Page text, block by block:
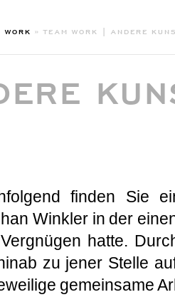
WORK »TEAM WORK | ANDERE
finden Sie
Winkler in der
hatte.
zu jener Stelle
gemeinsame